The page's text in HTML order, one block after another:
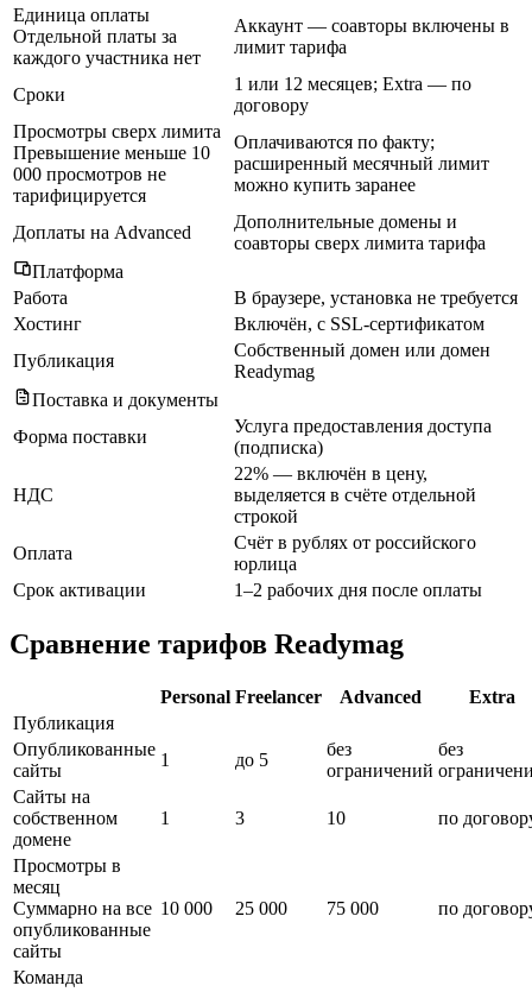
Единица оплаты
Отдельной платы за
каждого участника нет
Аккаунт — соавторы включены в
лимит тарифа
Сроки
1 или 12 месяцев; Extra — по
договору
Просмотры сверх лимита
Превышение меньше 10
000 просмотров не
тарифицируется
Оплачиваются по факту;
расширенный месячный лимит
можно купить заранее
Доплаты на Advanced
Дополнительные домены и
соавторы сверх лимита тарифа
Платформа
Работа
В браузере, установка не требуется
Хостинг
Включён, с SSL-сертификатом
Публикация
Собственный домен или домен
Readymag
Поставка и документы
Форма поставки
Услуга предоставления доступа
(подписка)
НДС
22% — включён в цену,
выделяется в счёте отдельной
строкой
Оплата
Счёт в рублях от российского
юрлица
Срок активации
1–2 рабочих дня после оплаты
Сравнение тарифов Readymag
Personal Freelancer Advanced
Extra
Публикация
Опубликованные
сайты
1 до 5
без
ограничений
без
Сайты на
собственном
домене
1 3 10 по
Просмотры в
месяц
Суммарно на все
опубликованные
сайты
10 000 25 000 75 000 по
Команда